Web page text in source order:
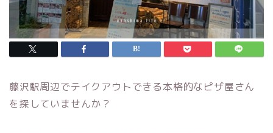
藤沢駅周辺でテイクアウトできる本格的なピザ屋さん
を探していませんか？